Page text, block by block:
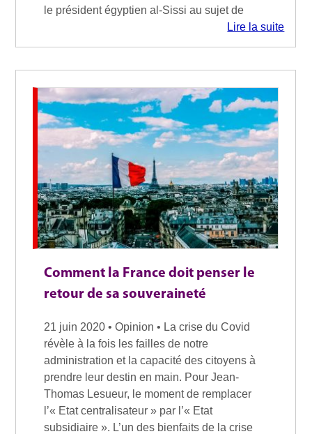
le président égyptien al-Sissi au sujet de
Lire la suite
Comment la France doit penser le
retour de sa souveraineté
21 juin 2020 • Opinion • La crise du Covid
révèle à la fois les failles de notre
administration et la capacité des citoyens à
prendre leur destin en main. Pour Jean-
Thomas Lesueur, le moment de remplacer
l’« Etat centralisateur » par l’« Etat
subsidiaire ». L’un des bienfaits de la crise